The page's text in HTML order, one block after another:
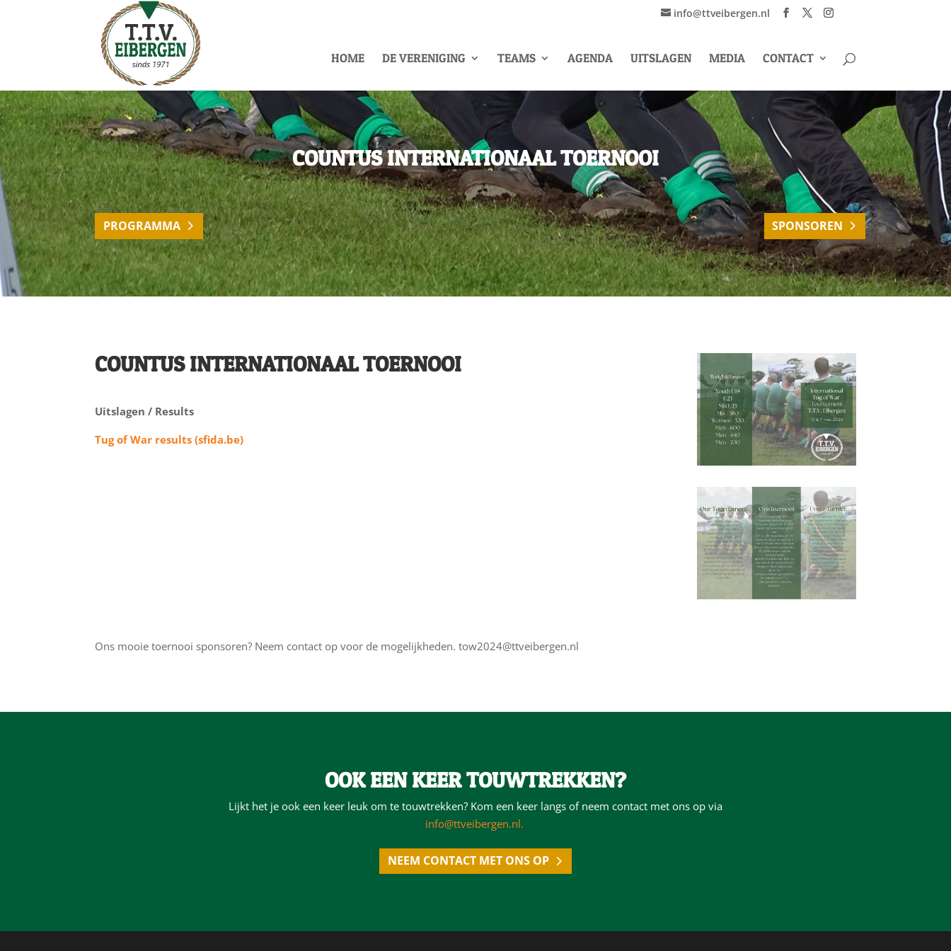
info@ttveibergen.nl
HOME DE VERENIGING TEAMS AGENDA UITSLAGEN MEDIA CONTACT
COUNTUS INTERNATIONAAL TOERNOOI
PROGRAMMA SPONSOREN
COUNTUS INTERNATIONAAL TOERNOOI
Uitslagen / Results
Tug of War results (sfida.be)
Ons mooie toernooi sponsoren? Neem contact op voor de mogelijkheden. tow2024@ttveibergen.nl
OOK EEN KEER TOUWTREKKEN?
Lijkt het je ook een keer leuk om te touwtrekken? Kom een keer langs of neem contact met ons op via
info@ttveibergen.nl.
NEEM CONTACT MET ONS OP